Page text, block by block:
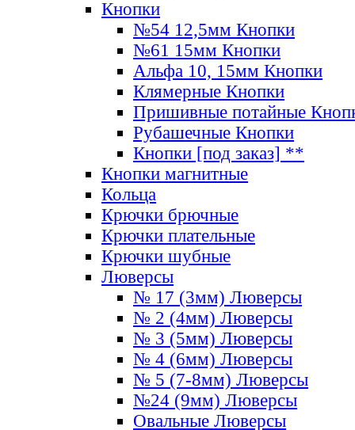
Кнопки
№54 12,5мм Кнопки
№61 15мм Кнопки
Альфа 10, 15мм Кнопки
Клямерные Кнопки
Пришивные потайные
Рубашечные Кнопки
Кнопки [под заказ] **
Кнопки магнитные
Кольца
Крючки брючные
Крючки плательные
Крючки шубные
Люверсы
№ 17 (3мм) Люверсы
№ 2 (4мм) Люверсы
№ 3 (5мм) Люверсы
№ 4 (6мм) Люверсы
№ 5 (7-8мм) Люверсы
№24 (9мм) Люверсы
Овальные Люверсы